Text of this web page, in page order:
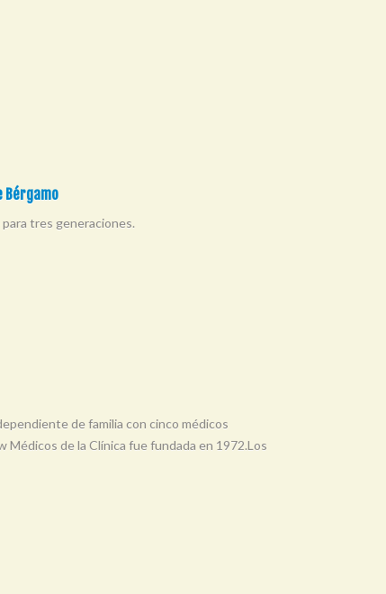
tres generaciones.
de familia con cinco médicos
Médicos de la Clínica fue fundada en 1972.Los